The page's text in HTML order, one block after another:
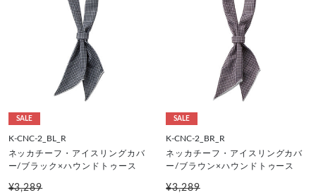
SALE
K-CNC-2_BL_R
ネッカチーフ・アイスリングカバ
ー/ブラック×ハウンドトゥース
¥3,289
SALE
K-CNC-2_BR_R
ネッカチーフ・アイスリングカバ
ー/ブラウン×ハウンドトゥース
¥3,289